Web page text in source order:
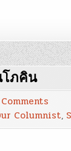
โภคิน
HR
The
Columnist,